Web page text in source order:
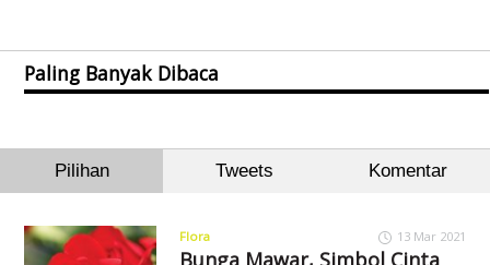
Paling Banyak Dibaca
Pilihan Tweets Komentar
Flora 13 Mar 2021
Bunga Mawar, Simbol Cinta